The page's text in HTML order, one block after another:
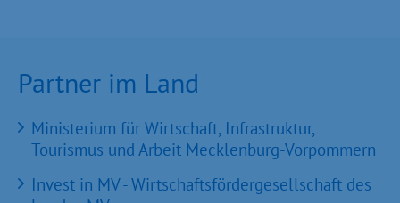
Partner im Land
Ministerium für Wirtschaft, Infrastruktur,
Tourismus und Arbeit Mecklenburg-Vorpommern
Invest in MV - Wirtschaftsfördergesellschaft des